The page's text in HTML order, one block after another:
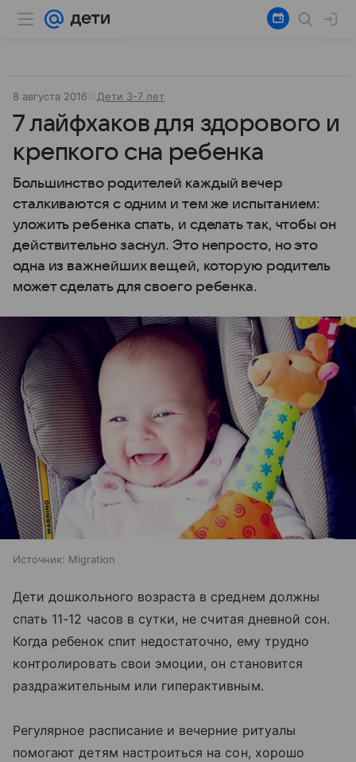
8 августа 2016 Дети 3-7 лет
7 лайфхаков для здорового и
крепкого сна ребенка
Большинство родителей каждый вечер
сталкиваются с одним и тем же испытанием:
уложить ребенка спать, и сделать так, чтобы он
действительно заснул. Это непросто, но это
одна из важнейших вещей, которую родитель
может сделать для своего ребенка.
Источник: Migration
Дети дошкольного возраста в среднем должны
спать 11-12 часов в сутки, не считая дневной сон.
Когда ребенок спит недостаточно, ему трудно
контролировать свои эмоции, он становится
раздражительным или гиперактивным.
Регулярное расписание и вечерние ритуалы
помогают детям настроиться на сон, хорошо